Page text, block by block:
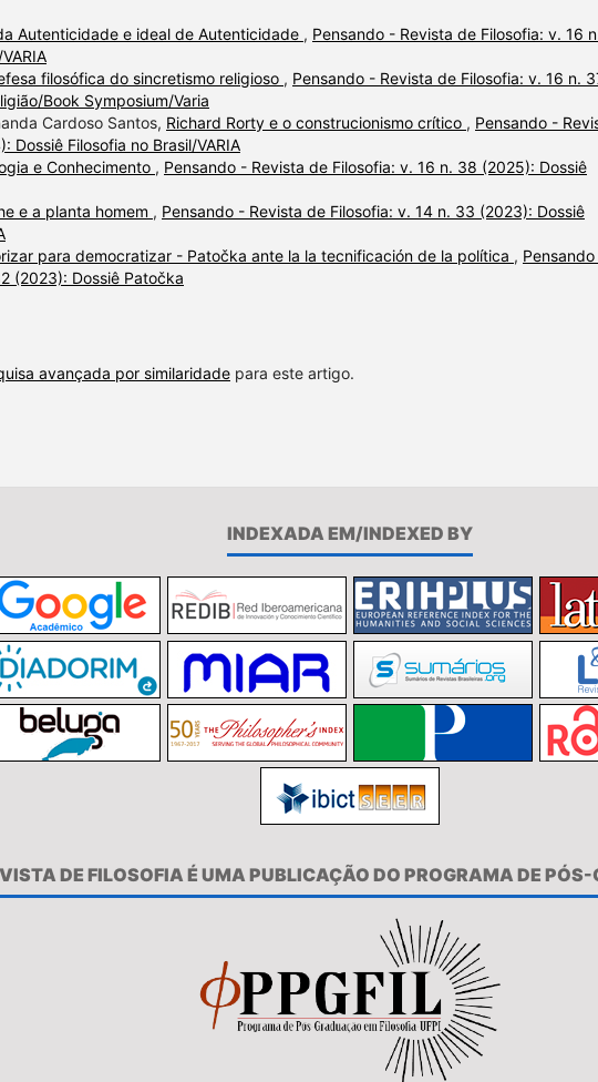
Autenticidade e ideal de Autenticidade , Pensando - Revista de Filosofia: v. 16
filosófica do sincretismo religioso , Pensando - Revista de Filosofia: v. 16 n.
Book Symposium/Varia
Cardoso Santos, Richard Rorty e o construcionismo crítico , Pensando -
Dossiê Filosofia no Brasil/VARIA
e Conhecimento , Pensando - Revista de Filosofia: v. 16 n. 38 (2025): Dossiê
e a planta homem , Pensando - Revista de Filosofia: v. 14 n. 33 (2023): Dossiê
para democratizar - Patočka ante la la tecnificación de la política ,
(2023): Dossiê Patočka
avançada por similaridade para este artigo.
INDEXADA EM/INDEXED BY
DE FILOSOFIA É UMA PUBLICAÇÃO DO PROGRAMA DE